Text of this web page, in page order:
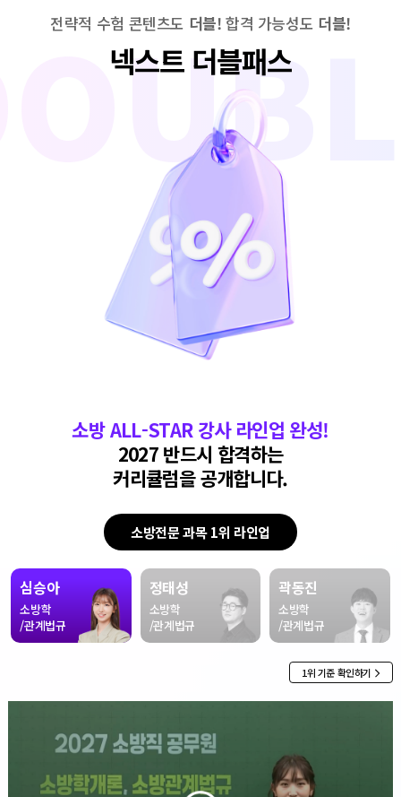
전략적 수험 콘텐츠도 더블! 합격 가능성도 더블!
넥스트 더블패스
소방 ALL-STAR 강사 라인업 완성!
2027 반드시 합격하는
커리큘럼을 공개합니다.
소방전문 과목 1위 라인업
심승아
소방학
/관계법규
정태성
소방학
/관계법규
곽동진
소방학
/관계법규
1위 기준 확인하기